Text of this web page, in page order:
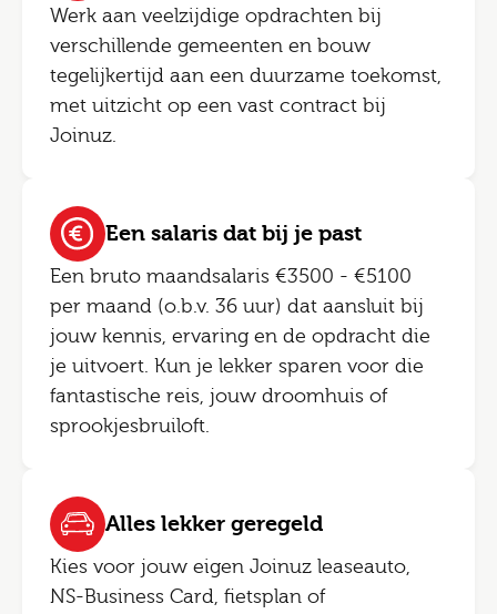
Werk aan veelzijdige opdrachten bij
verschillende gemeenten en bouw
tegelijkertijd aan een duurzame toekomst,
met uitzicht op een vast contract bij
Joinuz.
Een salaris dat bij je past
Een bruto maandsalaris €3500 - €5100
per maand (o.b.v. 36 uur) dat aansluit bij
jouw kennis, ervaring en de opdracht die
je uitvoert. Kun je lekker sparen voor die
fantastische reis, jouw droomhuis of
sprookjesbruiloft.
Alles lekker geregeld
Kies voor jouw eigen Joinuz leaseauto,
NS-Business Card, fietsplan of